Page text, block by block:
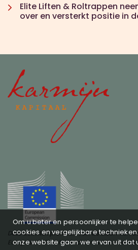
Elite Liften & Roltrappen
over en versterkt positie in
Deze activiteit profiteert van de steun van
Europese Unie in het kader van het
Om u beter en persoonlijker te
cookies en vergelijkbare
onze website gaan we ervan uit dat